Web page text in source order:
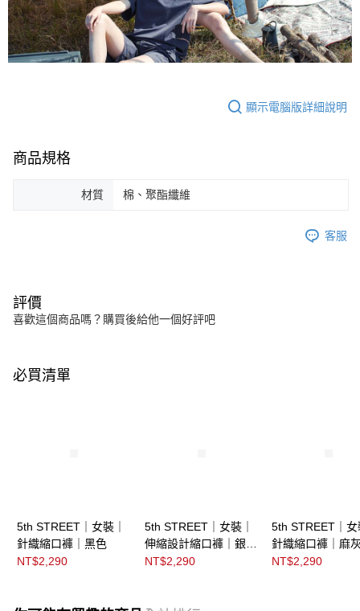
顯示電腦版詳細說明
商品規格
材質 棉、聚酯纖維
客服
評價
喜歡這個商品嗎？購買後給他一個好評吧
必買清單
5th STREET｜女裝｜
針織縮口褲｜黑色
NT$2,290
5th STREET｜女裝｜
伸縮設計縮口褲｜銀灰
色
NT$2,290
5th STREET｜女
針織縮口褲｜麻
NT$2,290